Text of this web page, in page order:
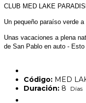
CLUB MED LAKE
Un pequeño paraíso verde
Unas vacaciones a plena
de San Pablo en auto -
Código: MED
Duración: 8 Días